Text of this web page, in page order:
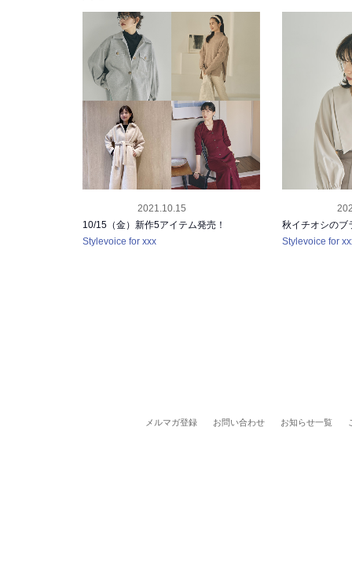
RELEASE
2021.10.15
10/15（金）新作5アイテム発売！
Stylevoice for xxx
RELEASE
秋イチオシのブ
Stylevoice for
メルマガ登録 お問い合わせ お知らせ一覧